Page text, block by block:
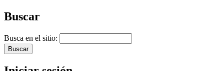
Buscar
Busca en el sitio: